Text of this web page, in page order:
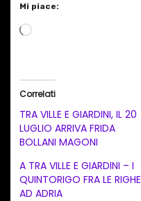
Mi piace:
C
a
m
e
n
Correlati
TRA VILLE E GIARDINI, IL 20
LUGLIO ARRIVA FRIDA
BOLLANI MAGONI
A TRA VILLE E GIARDINI – I
QUINTORIGO FRA LE RIGHE
AD ADRIA